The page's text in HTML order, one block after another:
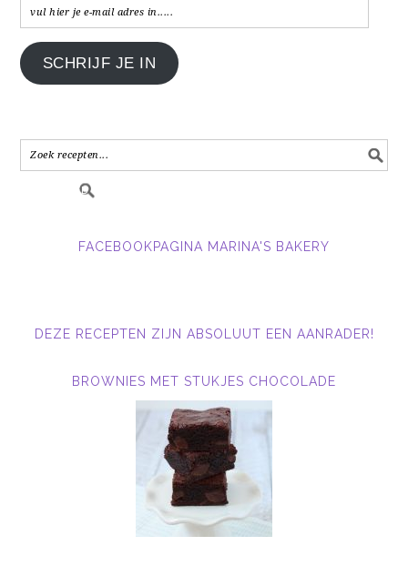
vul
hier
je
e-
in.....
SCHRIJF JE IN
FACEBOOKPAGINA MARINA'S BAKERY
DEZE RECEPTEN ZIJN ABSOLUUT EEN AANRADER!
BROWNIES MET STUKJES CHOCOLADE